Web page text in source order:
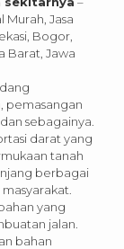
Jasa
berbagai
bahan